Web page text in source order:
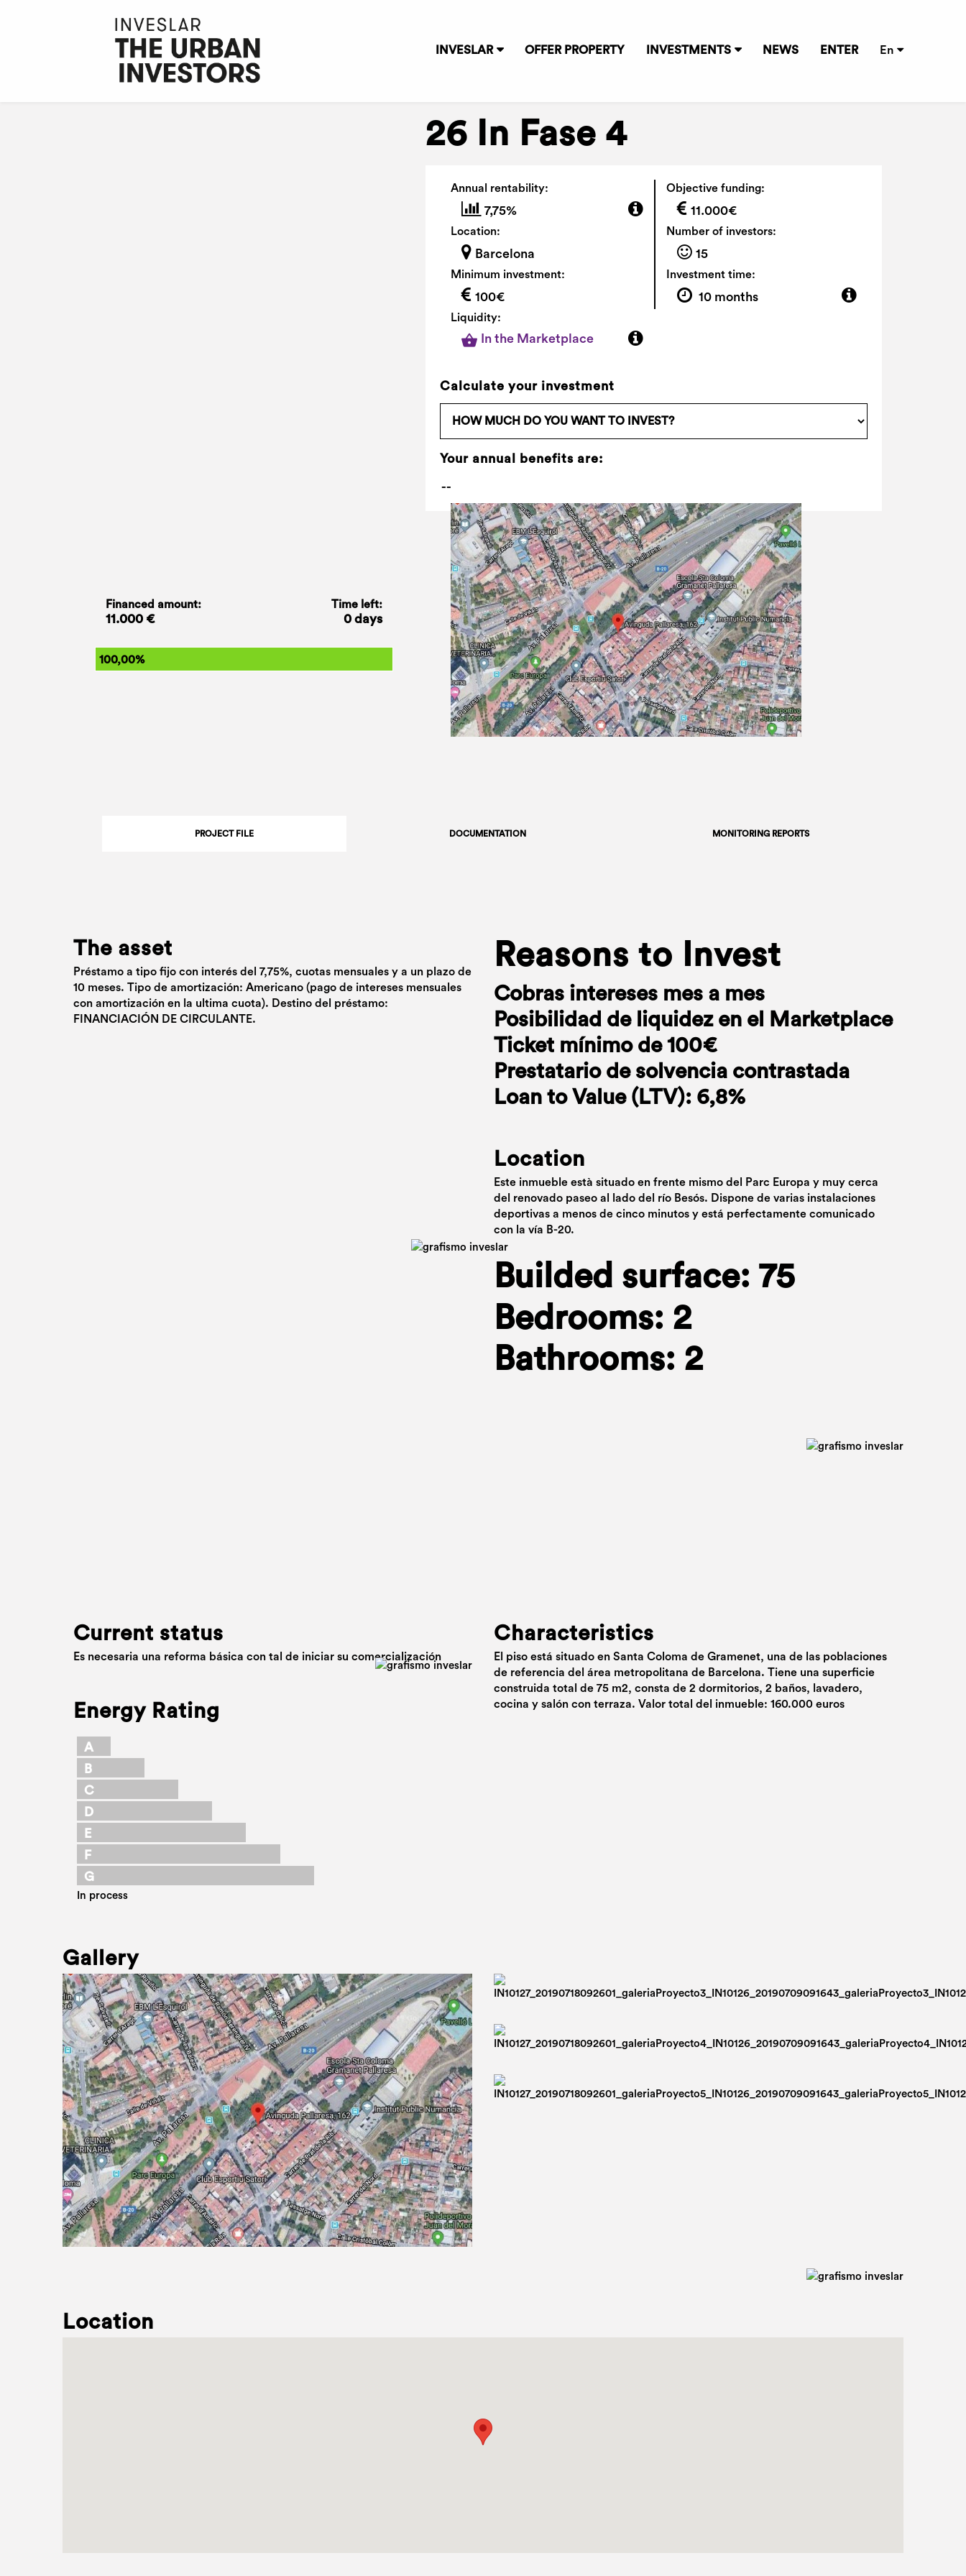
INVESLAR OFFER PROPERTY INVESTMENTS NEWS ENTER En
26 In Fase 4
Annual rentability:
7,75%
Location:
Barcelona
Minimum investment:
100€
Liquidity:
In the Marketplace
Objective funding:
11.000€
Number of investors:
15
Investment time:
10 months
Calculate your investment
Your annual benefits are:
Financed amount:
11.000 €
Time left:
0 days
100,00%
PROJECT FILE DOCUMENTATION MONITORING REPORTS
The asset
Préstamo a tipo fijo con interés del 7,75%, cuotas mensuales y a un plazo de
10 meses. Tipo de amortización: Americano (pago de intereses mensuales
con amortización en la ultima cuota). Destino del préstamo:
FINANCIACIÓN DE CIRCULANTE.
Reasons to Invest
Cobras intereses mes a mes
Posibilidad de liquidez en el Marketplace
Ticket mínimo de 100€
Prestatario de solvencia contrastada
Loan to Value (LTV): 6,8%
Location
Este inmueble està situado en frente mismo del Parc Europa y muy cerca
del renovado paseo al lado del río Besós. Dispone de varias instalaciones
deportivas a menos de cinco minutos y está perfectamente comunicado
con la vía B-20.
Builded surface: 75
Bedrooms: 2
Bathrooms: 2
Current status
Es necesaria una reforma básica con tal de iniciar su comercialización
Energy Rating
A
B
C
D
E
F
G
In process
Characteristics
El piso está situado en Santa Coloma de Gramenet, una de las poblaciones
de referencia del área metropolitana de Barcelona. Tiene una superficie
construida total de 75 m2, consta de 2 dormitorios, 2 baños, lavadero,
cocina y salón con terraza. Valor total del inmueble: 160.000 euros
Gallery
Location